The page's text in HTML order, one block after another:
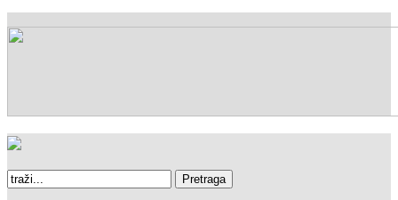
Pretraga